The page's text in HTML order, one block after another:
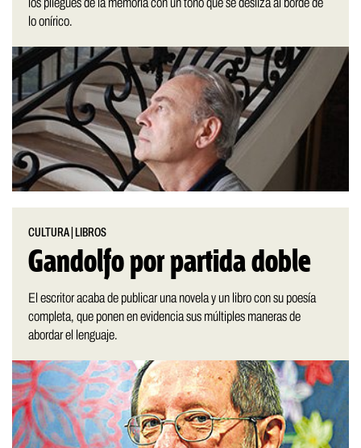
lo onírico.
CULTURA LIBROS
Gandolfo por partida doble
El escritor acaba de publicar una novela y un libro con su poesía
completa, que ponen en evidencia sus múltiples maneras de
abordar el lenguaje.